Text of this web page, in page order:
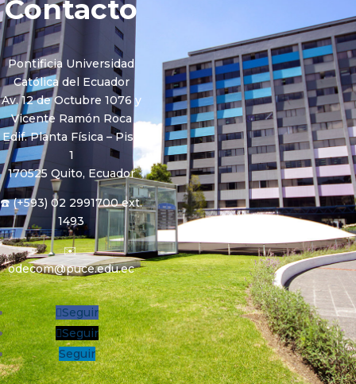
Contacto
Pontificia Universidad
Católica del Ecuador
Av. 12 de Octubre 1076 y
Vicente Ramón Roca
Edif. Planta Física – Piso
1
170525 Quito, Ecuador
☎️ (+593) 02 2991700 ext.
1493
✉️
odecom@puce.edu.ec
Seguir
Seguir
Seguir